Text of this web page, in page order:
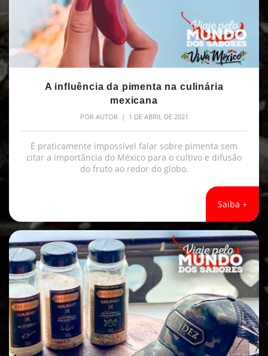
A influência da pimenta na culinária
mexicana
POR AUTOR| 1 DE ABRIL DE 2021
É praticamente impossível falar sobre pimenta sem
citar a importância do México para o cultivo e difusão
do fruto ao redor do globo.
Saiba +